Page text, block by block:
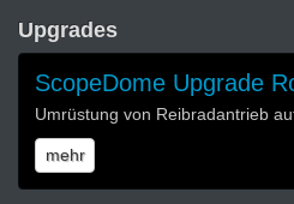
Upgrades
ScopeDome Upgrade
Umrüstung von Reibradantrieb
mehr